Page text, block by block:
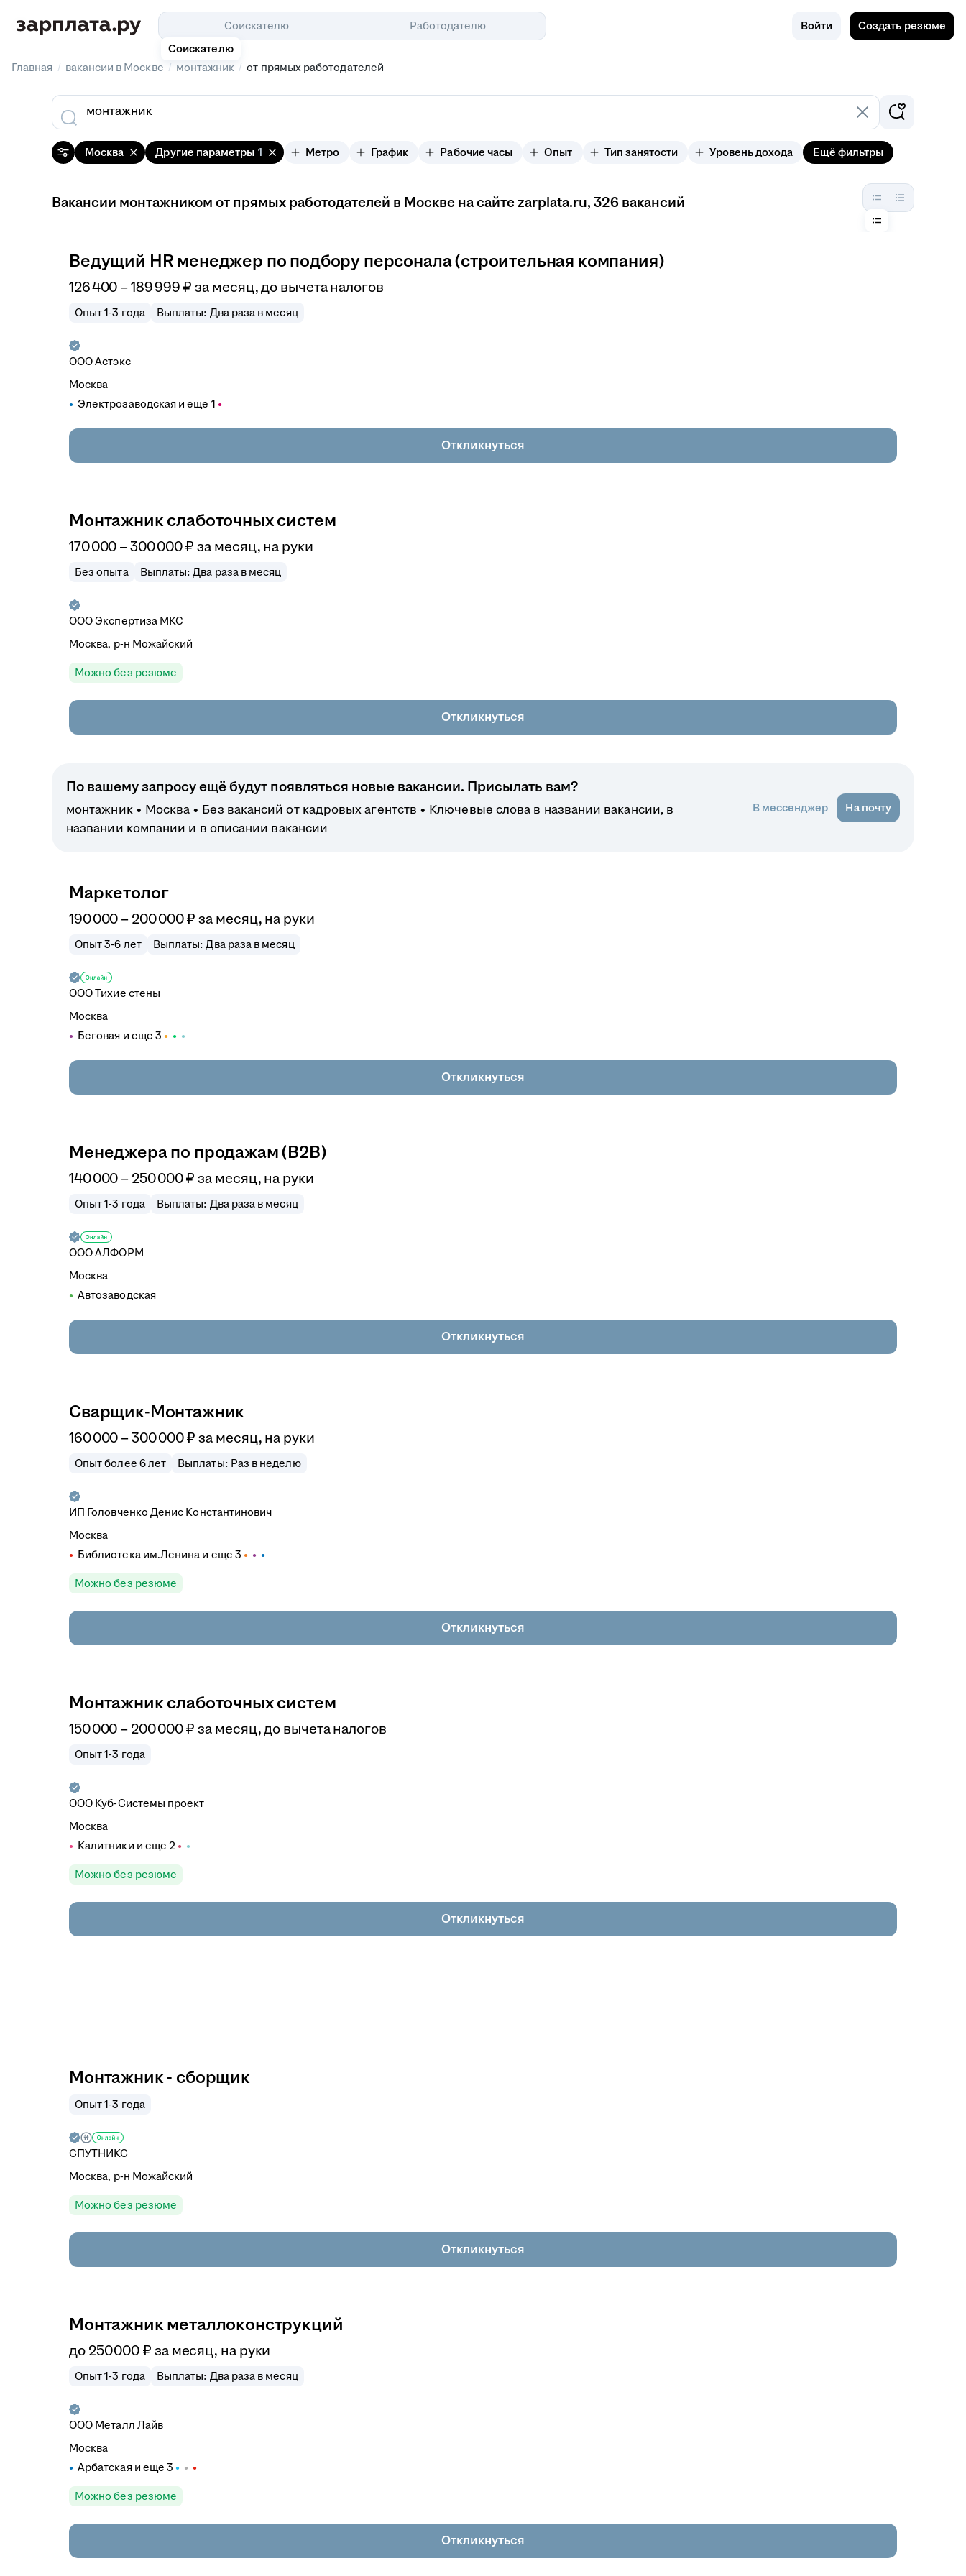
Соискателю
Соискателю
Работодателю Войти Создать резюме
Главная / вакансии в Москве / монтажник / от прямых работодателей
Москва Другие параметры 1 Метро График Рабочие часы Опыт Тип занятости Уровень дохода Ещё фильтры
Вакансии монтажником от прямых работодателей в Москве на сайте zarplata.ru, 326 вакансий
Ведущий HR менеджер по подбору персонала (строительная компания)
126 400 –189 999 ₽ за месяц,до вычета налогов
Опыт 1-3 года Выплаты: Два раза в месяц
ОООАстэкс
Москва
Электрозаводская и еще 1
Откликнуться
Монтажник слаботочных систем
170 000 –300 000₽ за месяц, на руки
Без опыта Выплаты: Два раза в месяц
ОООЭкспертиза МКС
Москва, р-н Можайский
Можно без резюме
Откликнуться
По вашему запросу ещё будут появляться новые вакансии. Присылать вам?
монтажник Москва Без вакансий от кадровых агентств
Ключевые слова в названии вакансии, в
названии компании и в описании вакансии
В мессенджер На почту
Маркетолог
190 000 – 200 000₽ за месяц, на руки
Опыт 3-6 лет Выплаты: Два раза в месяц
ОООТихие стены
Москва
Беговая и еще 3
Откликнуться
Менеджера по продажам (B2B)
140 000 – 250 000₽ за месяц, на руки
Опыт 1-3 года Выплаты: Два раза в месяц
ОООАЛФОРМ
Москва
Автозаводская
Откликнуться
Сварщик-Монтажник
160 000 –300 000₽ за месяц, на руки
Опыт более 6 лет Выплаты: Раз в неделю
ИП Головченко Денис Константинович
Москва
Библиотека им.Ленина и еще 3
Можно без резюме
Откликнуться
Монтажник слаботочных систем
150 000 – 200 000₽ за месяц,до вычета налогов
Опыт 1-3 года
ООО Куб-Системы проект
Москва
Калитники и еще 2
Можно без резюме
Откликнуться
Монтажник - сборщик
Опыт 1-3 года
СПУТНИКС
Москва, р-н Можайский
Можно без резюме
Откликнуться
Монтажник металлоконструкций
до 250 000 ₽ за месяц, на руки
Опыт 1-3 года Выплаты: Два раза в месяц
ООО Металл Лайв
Москва
Арбатская и еще 3
Можно без резюме
Откликнуться